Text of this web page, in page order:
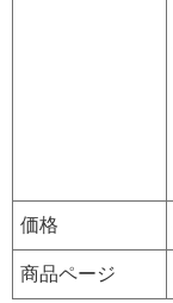
価格
商品ページ